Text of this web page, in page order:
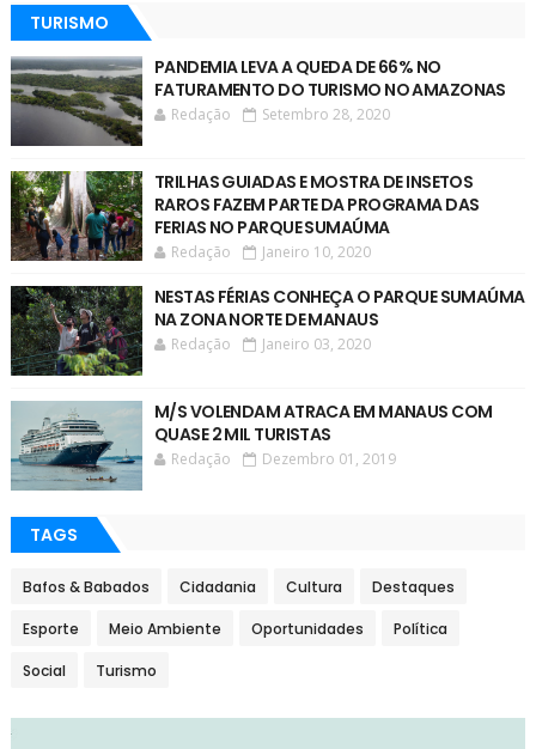
TURISMO
PANDEMIA LEVA A QUEDA DE 66% NO
FATURAMENTO DO TURISMO NO AMAZONAS
Redação Setembro 28, 2020
TRILHAS GUIADAS E MOSTRA DE INSETOS
RAROS FAZEM PARTE DA PROGRAMA DAS
FERIAS NO PARQUE SUMAÚMA
Redação Janeiro 10, 2020
NESTAS FÉRIAS CONHEÇA O PARQUE SUMAÚMA
NA ZONA NORTE DE MANAUS
Redação Janeiro 03, 2020
M/S VOLENDAM ATRACA EM MANAUS COM
QUASE 2 MIL TURISTAS
Redação Dezembro 01, 2019
TAGS
Bafos & Babados Cidadania Cultura Destaques
Esporte Meio Ambiente Oportunidades Política
Social Turismo